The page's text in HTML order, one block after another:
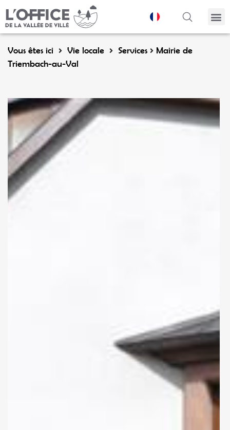
Vous êtes ici Vie locale Services
Mairie de
Triembach-au-Val
Panneau de gestion des cookies